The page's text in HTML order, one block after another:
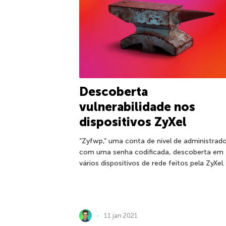
Descoberta
vulnerabilidade nos
dispositivos ZyXel
“Zyfwp,” uma conta de nível de
com uma senha codificada, descoberta em
vários dispositivos de rede feitos pela ZyXel.
11 jan 2021